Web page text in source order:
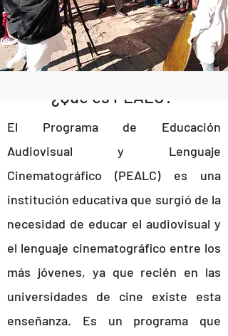
¿Qué es PEALC?
El Programa de Educación
Audiovisual y Lenguaje
Cinematográfico (PEALC) es una
institución educativa que surgió de la
necesidad de educar el audiovisual y
el lenguaje cinematográfico entre los
más jóvenes, ya que recién en las
universidades de cine existe esta
enseñanza. Es un programa que